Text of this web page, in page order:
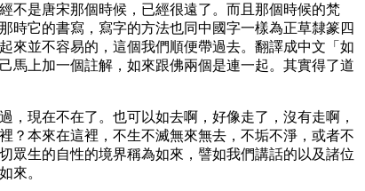
不是唐宋那個時候，已經很遠了。而且那個時候的梵
時它的書寫，寫字的方法也同中國字一樣為正草隸篆四
來並不容易的，這個我們順便帶過去。翻譯成中文「如
馬上加一個註解，如來跟佛兩個是連一起。其實得了道
現在不在了。也可以如去啊，好像走了，沒有走啊，
？本來在這裡，不生不滅無來無去，不垢不淨，或者不
眾生的自性的境界稱為如來，譬如我們講話的以及諸位
來。